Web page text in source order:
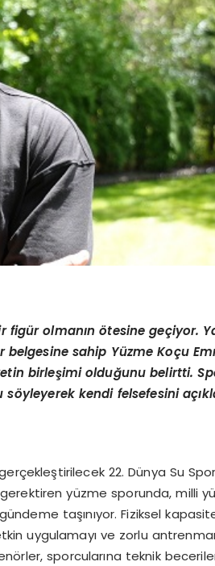
olmanın ötesine geçiyor.
sahip Yüzme Koçu
birleşimi olduğunu belirtti.
kendi felsefesini
22. Dünya Su
yüzme sporunda, milli
taşınıyor. Fiziksel
uygulamayı ve zorlu
sporcularına teknik